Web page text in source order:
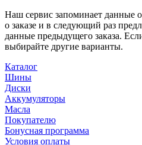
Наш сервис запоминает данные
о заказе и в следующий раз
данные предыдущего заказа.
выбирайте другие варианты.
Каталог
Шины
Диски
Аккумуляторы
Масла
Покупателю
Бонусная программа
Условия оплаты